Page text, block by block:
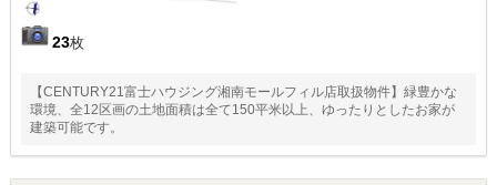
23枚
【CENTURY21富士ハウジング湘南モールフィル店取扱物件】緑豊かな
環境、全12区画の土地面積は全て150平米以上、ゆったりとしたお家が
建築可能です。